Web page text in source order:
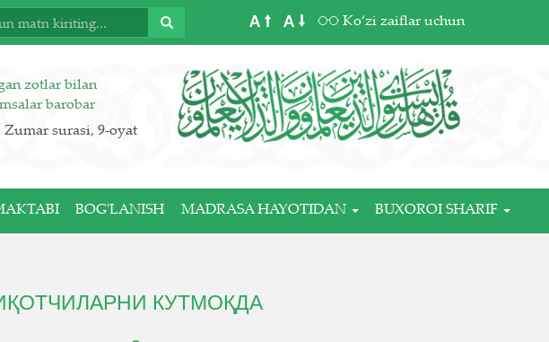
A A Ko‘zi zaiflar uchun
zotlar bilan
barobar
Zumar surasi, 9-oyat
BOG'LANISH MADRASA HAYOTIDAN BUXOROI SHARIF
КУТМОҚДА